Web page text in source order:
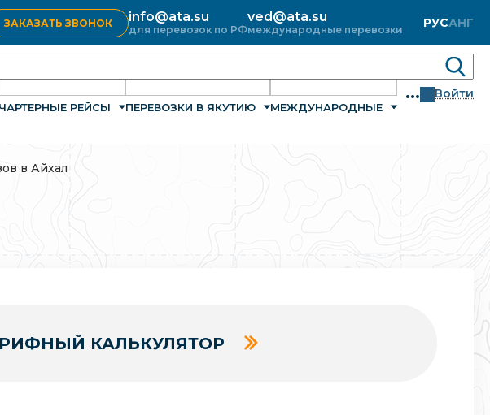
ЗАКАЗАТЬ ЗВОНОК info@ata.su
для перевозок по РФ
ved@ata.su
международные перевозки РУСАНГ
ЧАРТЕРНЫЕ РЕЙСЫ ПЕРЕВОЗКИ В ЯКУТИЮ МЕЖДУНАРОДНЫЕ
... Войти
в Айхал
КАЛЬКУЛЯТОР